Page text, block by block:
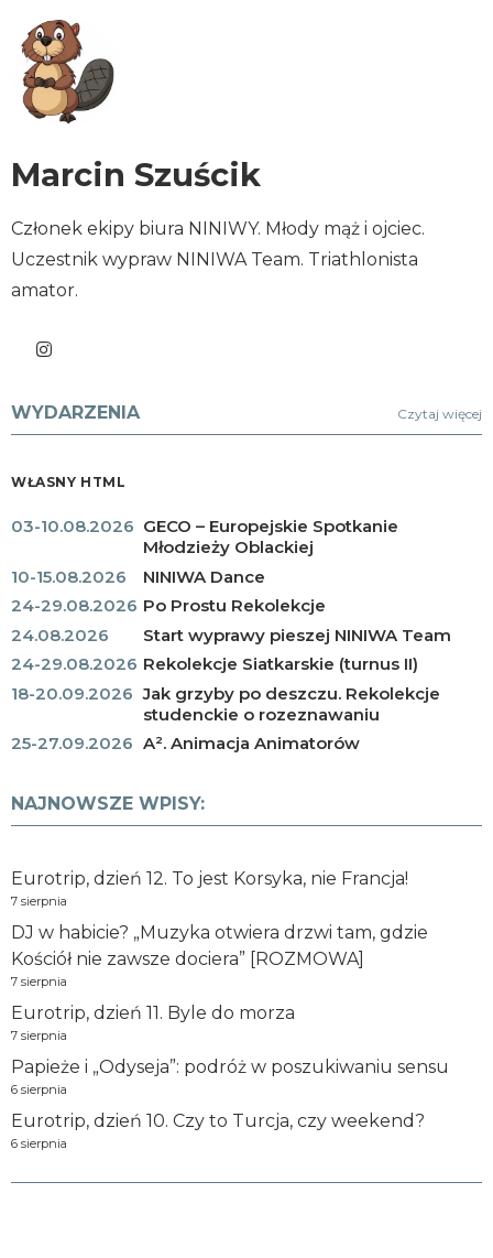
Marcin Szuścik
Członek ekipy biura NINIWY. Młody mąż i ojciec.
Uczestnik wypraw NINIWA Team. Triathlonista
amator.
WYDARZENIA Czytaj więcej
WŁASNY HTML
03-10.08.2026 GECO – Europejskie Spotkanie
Młodzieży Oblackiej
10-15.08.2026
NINIWA Dance
24-29.08.2026 Po Prostu Rekolekcje
24.08.2026
Start wyprawy pieszej NINIWA Team
24-29.08.2026 Rekolekcje Siatkarskie (turnus II)
18-20.09.2026 Jak grzyby po deszczu. Rekolekcje
studenckie o rozeznawaniu
25-27.09.2026 A². Animacja Animatorów
NAJNOWSZE WPISY:
Eurotrip, dzień 12. To jest Korsyka, nie Francja!
7 sierpnia
DJ w habicie? „Muzyka otwiera drzwi tam, gdzie
Kościół nie zawsze dociera” [ROZMOWA]
7 sierpnia
Eurotrip, dzień 11. Byle do morza
7 sierpnia
Papieże i „Odyseja”: podróż w poszukiwaniu sensu
6 sierpnia
Eurotrip, dzień 10. Czy to Turcja, czy weekend?
6 sierpnia